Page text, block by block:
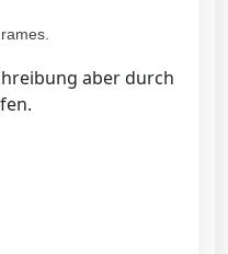
aber durch